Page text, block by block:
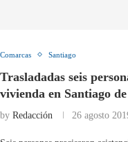
Comarcas Santiago
Trasladadas seis
vivienda en Santiago
by Redacción 26 agosto